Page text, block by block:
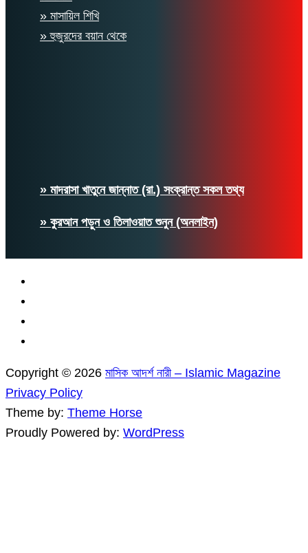
» মাসায়িল শিখি
» হুজুরদের বয়ান থেকে
» মাদরাসা খাতুনে জান্নাত (রা.) সংক্রান্ত সকল তথ্য
» কুরআন পড়ুন ও তিলাওয়াত শুনুন (অনলাইন)
Copyright © 2026 মাসিক আদর্শ নারী – Islamic Magazine
Privacy Policy
Theme by: Theme Horse
Proudly Powered by: WordPress